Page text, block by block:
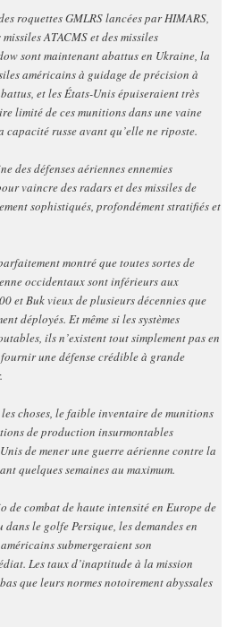
roquettes GMLRS lancées par HIMARS,
ATACMS et des missiles
sont maintenant abattus en Ukraine, la
américains à guidage de précision à
et les États-Unis épuiseraient très
limité de ces munitions dans une vaine
capacité russe avant qu’elle ne riposte.
des défenses aériennes ennemies
vaincre des radars et des missiles de
sophistiqués, profondément stratifiés et
montré que toutes sortes de
occidentaux sont inférieurs aux
et Buk vieux de plusieurs décennies que
déployés. Et même si les systèmes
ils n’existent tout simplement pas en
une défense crédible à grande
choses, le faible inventaire de munitions
de production insurmontables
de mener une guerre aérienne contre la
quelques semaines au maximum.
de combat de haute intensité en Europe de
dans le golfe Persique, les demandes en
submergeraient son
Les taux d’inaptitude à la mission
que leurs normes notoirement abyssales